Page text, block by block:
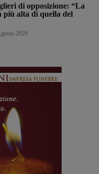
di opposizione: “La
più alta di quella del
2026